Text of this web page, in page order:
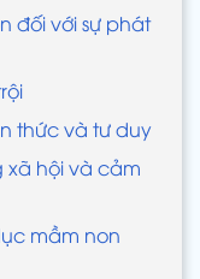
đối với sự phát
thức và tư duy
xã hội và cảm
mầm non